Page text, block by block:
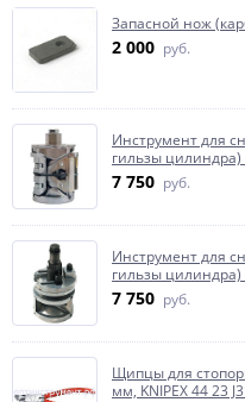
Запасной нож
2 000 руб.
Инструмент для
гильзы
7 750 руб.
Инструмент для
гильзы
7 750 руб.
Щипцы для
мм, KNIPEX 44 23